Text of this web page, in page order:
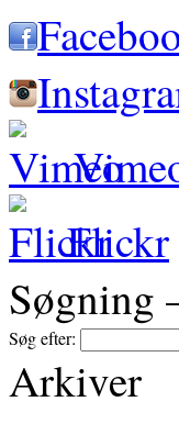
Flickr
Søgning
Søg efter:
Arkiver